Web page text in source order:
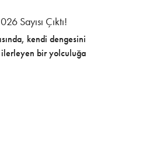
Sayısı Çıktı!
kendi dengesini
bir yolculuğa